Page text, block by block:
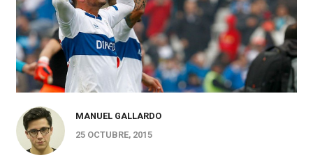
MANUEL GALLARDO
25 OCTUBRE, 2015